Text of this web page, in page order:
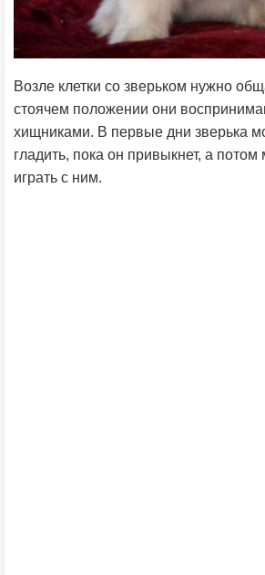
Возле клетки со зверьком нужно
стоячем положении они
хищниками. В первые дни зверька
гладить, пока он привыкнет, а
играть с ним.